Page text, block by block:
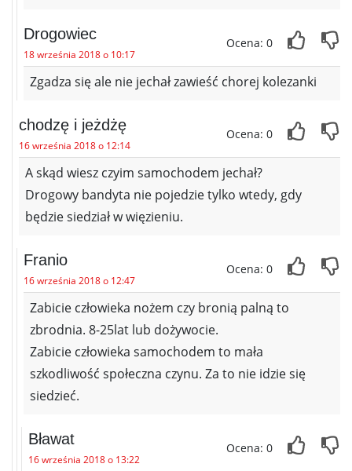
Drogowiec
18 września 2018 o 10:17
Ocena: 0
Zgadza się ale nie jechał zawieść chorej kolezanki
chodzę i jeżdżę
16 września 2018 o 12:14
Ocena: 0
A skąd wiesz czyim samochodem jechał?
Drogowy bandyta nie pojedzie tylko wtedy, gdy
będzie siedział w więzieniu.
Franio
16 września 2018 o 12:47
Ocena: 0
Zabicie człowieka nożem czy bronią palną to
zbrodnia. 8-25lat lub dożywocie.
Zabicie człowieka samochodem to mała
szkodliwość społeczna czynu. Za to nie idzie się
siedzieć.
Bławat
16 września 2018 o 13:22
Ocena: 0